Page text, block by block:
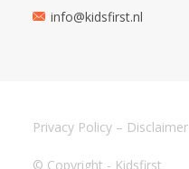
info@kidsfirst.nl
© Copyright - Kidsfirst
Privacy Policy – Disclaimer